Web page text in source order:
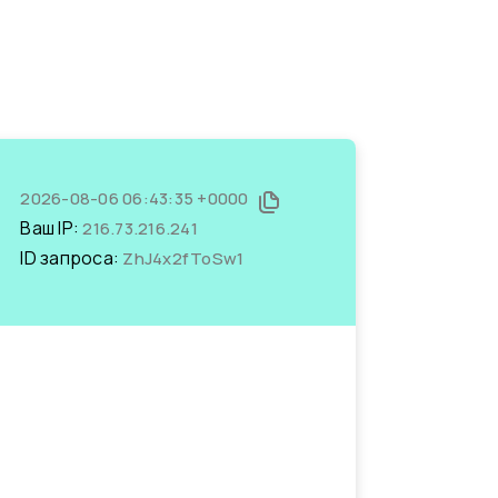
2026-08-06 06:43:35 +0000
Ваш IP:216.73.216.241
ID запроса: ZhJ4x2fToSw1